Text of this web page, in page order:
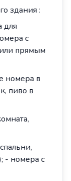
здания :
для
с
прямым
номера в
пиво в
- номера с